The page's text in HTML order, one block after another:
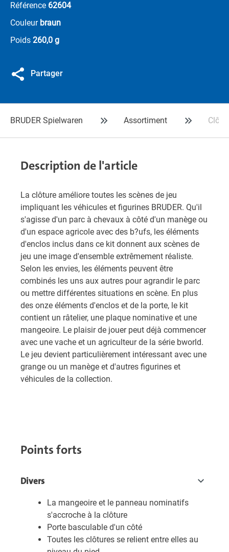
Référence 62604
Couleur braun
Poids 260,0 g
Partager
BRUDER Spielwaren Assortiment
Description de l'article
La clôture améliore toutes les scènes de jeu
impliquant les véhicules et figurines BRUDER. Qu'il
s'agisse d'un parc à chevaux à côté d'un manège ou
d'un espace agricole avec des b?ufs, les éléments
d'enclos inclus dans ce kit donnent aux scènes de
jeu une image d'ensemble extrêmement réaliste.
Selon les envies, les éléments peuvent être
combinés les uns aux autres pour agrandir le parc
ou mettre différentes situations en scène. En plus
des onze éléments d'enclos et de la porte, le kit
contient un râtelier, une plaque nominative et une
mangeoire. Le plaisir de jouer peut déjà commencer
avec une vache et un agriculteur de la série bworld.
Le jeu devient particulièrement intéressant avec une
grange ou un manège et d'autres figurines et
véhicules de la collection.
Points forts
Divers
La mangeoire et le panneau nominatifs
s'accroche à la clôture
Porte basculable d'un côté
Toutes les clôtures se relient entre elles au